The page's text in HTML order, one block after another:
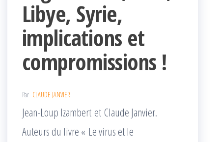
Libye, Syrie,
implications et
compromissions !
Par CLAUDE JANVIER
Jean-Loup Izambert et Claude Janvier.
Auteurs du livre « Le virus et le